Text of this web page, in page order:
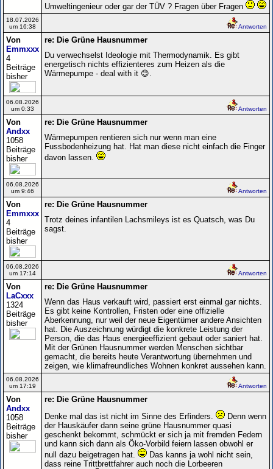
Umweltingenieur oder gar der TÜV ? Fragen über Fragen
18.07.2026
um 16:38
Antworten
Von
Emmxxx
4
Beiträge
bisher
re: Die Grüne Hausnummer
Du verwechselst Ideologie mit Thermodynamik. Es gibt
energetisch nichts effizienteres zum Heizen als die
Wärmepumpe - deal with it 😊.
06.08.2026
um 0:33
Antworten
Von
Andxx
1058
Beiträge
bisher
re: Die Grüne Hausnummer
Wärmepumpen rentieren sich nur wenn man eine
Fussbodenheizung hat. Hat man diese nicht einfach die Finger
davon lassen.
06.08.2026
um 9:46
Antworten
Von
Emmxxx
4
Beiträge
bisher
re: Die Grüne Hausnummer
Trotz deines infantilen Lachsmileys ist es Quatsch, was Du
sagst.
06.08.2026
um 17:14
Antworten
Von
LaCxxx
1324
Beiträge
bisher
re: Die Grüne Hausnummer
Wenn das Haus verkauft wird, passiert erst einmal gar nichts.
Es gibt keine Kontrollen, Fristen oder eine offizielle
Aberkennung, nur weil der neue Eigentümer andere Ansichten
hat. Die Auszeichnung würdigt die konkrete Leistung der
Person, die das Haus energieeffizient gebaut oder saniert hat.
Mit der Grünen Hausnummer werden Menschen sichtbar
gemacht, die bereits heute Verantwortung übernehmen und
zeigen, wie klimafreundliches Wohnen konkret aussehen kann.
06.08.2026
um 17:19
Antworten
Von
Andxx
1058
Beiträge
bisher
re: Die Grüne Hausnummer
Denke mal das ist nicht im Sinne des Erfinders.
Denn wenn
der Hauskäufer dann seine grüne Hausnummer quasi
geschenkt bekommt, schmückt er sich ja mit fremden Federn
und kann sich dann als Öko-Vorbild feiern lassen obwohl er
null dazu beigetragen hat.
Das kanns ja wohl nicht sein,
dass reine Trittbrettfahrer auch noch die Lorbeeren